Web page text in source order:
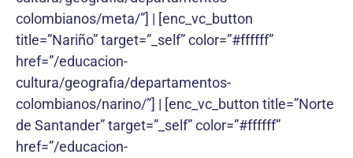
colombianos/meta/”] | [enc_vc_button
title=”Nariño” target=”_self” color=”#ffffff”
href=”/educacion-
cultura/geografia/departamentos-
colombianos/narino/”] | [enc_vc_button title=”Norte
de Santander” target=”_self” color=”#ffffff”
href=”/educacion-